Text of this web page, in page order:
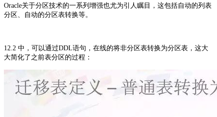
Oracle关于分区技术的一系列增强也尤为引人瞩目，这包括自动的列表
分区、自动的分区表转换等。
12.2 中，可以通过DDL语句，在线的将非分区表转换为分区表，这大
大简化了之前表分区的过程：